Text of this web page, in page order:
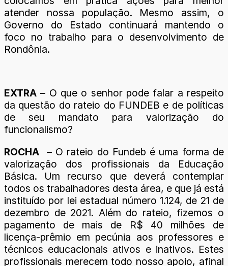
atender nossa população. Mesmo assim, o
Governo do Estado continuará mantendo o
foco no trabalho para o desenvolvimento de
Rondônia.
EXTRA– O que o senhor pode falar a respeito
da questão do rateio do FUNDEB e de políticas
de seu mandato para valorização do
funcionalismo?
ROCHA – O rateio do Fundeb é uma forma de
valorização dos profissionais da Educação
Básica. Um recurso que deverá contemplar
todos os trabalhadores desta área, e que já está
instituído por lei estadual número 1.124, de 21 de
dezembro de 2021. Além do rateio, fizemos o
pagamento de mais de R$ 40 milhões de
licença-prêmio em pecúnia aos professores e
técnicos educacionais ativos e inativos. Estes
profissionais merecem todo nosso apoio, afinal